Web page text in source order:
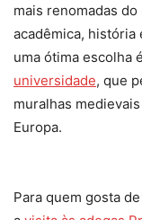
mais renomadas
acadêmica, história
uma ótima escolha
universidade, que
muralhas
Europa.
Para quem gosta